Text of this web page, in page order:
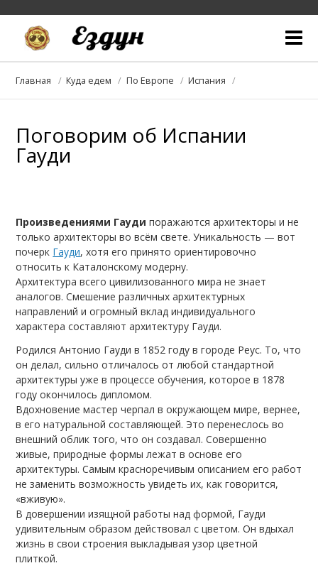
Кто мы
Блог
Куда едем
С кем едем
Галерея
Главная Куда едем По Европе Испания
Поговорим об Испании
Гауди
Произведениями Гауди поражаются архитекторы и не
только архитекторы во всём свете. Уникальность — вот
почерк Гауди, хотя его принято ориентировочно
относить к Каталонскому модерну.
Архитектура всего цивилизованного мира не знает
аналогов. Смешение различных архитектурных
направлений и огромный вклад индивидуального
характера составляют архитектуру Гауди.
Родился Антонио Гауди в 1852 году в городе Реус. То, что
он делал, сильно отличалось от любой стандартной
архитектуры уже в процессе обучения, которое в 1878
году окончилось дипломом.
Вдохновение мастер черпал в окружающем мире, вернее,
в его натуральной составляющей. Это перенеслось во
внешний облик того, что он создавал. Совершенно
живые, природные формы лежат в основе его
архитектуры. Самым красноречивым описанием его работ
не заменить возможность увидеть их, как говорится,
«вживую».
В довершении изящной работы над формой, Гауди
удивительным образом действовал с цветом. Он вдыхал
жизнь в свои строения выкладывая узор цветной
плиткой.